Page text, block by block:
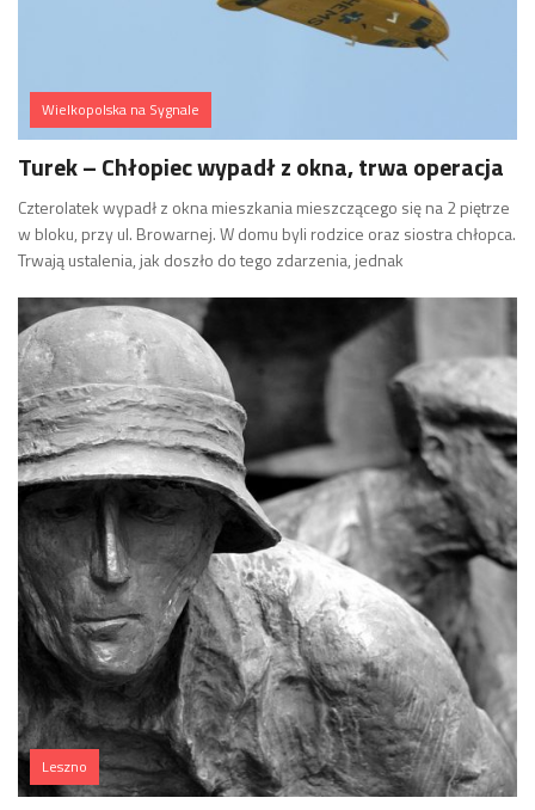
Wielkopolska na Sygnale
Turek – Chłopiec wypadł z okna, trwa operacja
Czterolatek wypadł z okna mieszkania mieszczącego się na 2 piętrze
w bloku, przy ul. Browarnej. W domu byli rodzice oraz siostra chłopca.
Trwają ustalenia, jak doszło do tego zdarzenia, jednak
Leszno